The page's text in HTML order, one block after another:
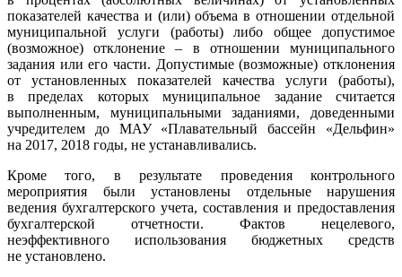
показателей качества и (или) объема в отношении отдельной
муниципальной услуги (работы) либо общее допустимое
(возможное) отклонение – в отношении муниципального
задания или его части. Допустимые (возможные) отклонения
от установленных показателей качества услуги (работы),
в пределах которых муниципальное задание считается
выполненным, муниципальными заданиями, доведенными
учредителем до МАУ «Плавательный бассейн «Дельфин»
на 2017, 2018 годы, не устанавливались.
Кроме того, в результате проведения контрольного
мероприятия были установлены отдельные нарушения
ведения бухгалтерского учета, составления и предоставления
бухгалтерской отчетности. Фактов нецелевого,
неэффективного использования бюджетных средств
не установлено.